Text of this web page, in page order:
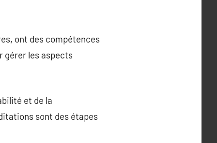
ont des compétences
gérer les aspects
et de la
sont des étapes